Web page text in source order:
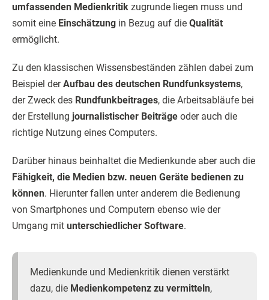
umfassenden Medienkritik zugrunde liegen muss und
somit eine Einschätzung in Bezug auf die Qualität
ermöglicht.
Zu den klassischen Wissensbeständen zählen dabei zum
Beispiel derAufbau des deutschen Rundfunksystems,
der Zweck des Rundfunkbeitrages, die Arbeitsabläufe bei
der Erstellung journalistischer Beiträge oder auch die
richtige Nutzung eines Computers.
Darüber hinaus beinhaltet die Medienkunde aber auch die
Fähigkeit, die Medien bzw. neuen Geräte bedienen zu
können. Hierunter fallen unter anderem die Bedienung
von Smartphones und Computern ebenso wie der
Umgang mit unterschiedlicher Software.
Medienkunde und Medienkritik dienen verstärkt
dazu, die Medienkompetenz zu vermitteln,